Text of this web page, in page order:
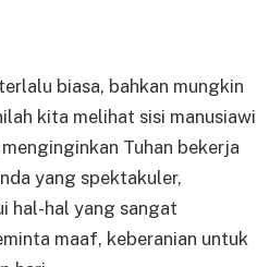
biasa, bahkan mungkin
kita melihat sisi manusiawi
Tuhan bekerja
yang spektakuler,
hal-hal yang sangat
maaf, keberanian untuk